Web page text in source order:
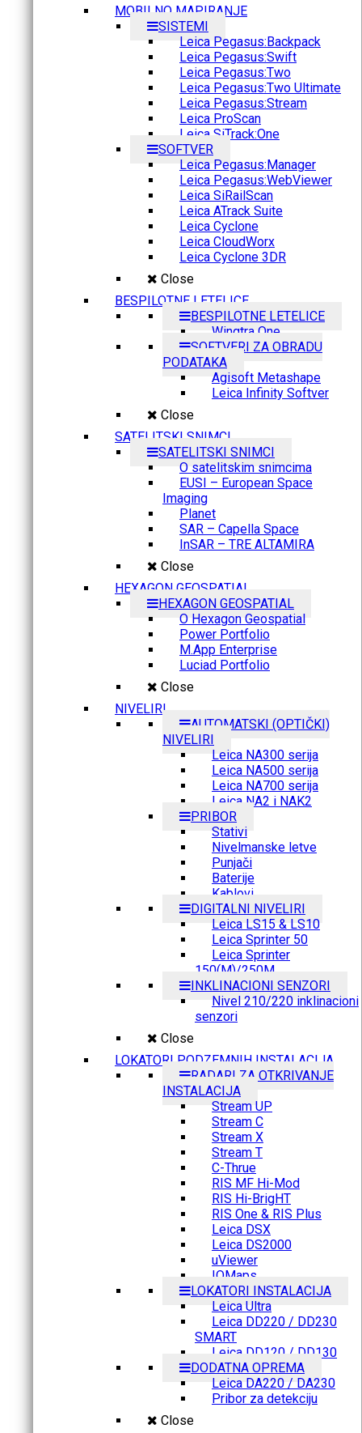
MOBILNO MAPIRANJE
SISTEMI
Leica Pegasus:Backpack
Leica Pegasus:Swift
Leica Pegasus:Two
Leica Pegasus:Two Ultimate
Leica Pegasus:Stream
Leica ProScan
Leica SiTrack:One
SOFTVER
Leica Pegasus:Manager
Leica Pegasus:WebViewer
Leica SiRailScan
Leica ATrack Suite
Leica Cyclone
Leica CloudWorx
Leica Cyclone 3DR
Close
BESPILOTNE LETELICE
BESPILOTNE LETELICE
Wingtra One
SOFTVERI ZA OBRADU
PODATAKA
Agisoft Metashape
Leica Infinity Softver
Close
SATELITSKI SNIMCI
SATELITSKI SNIMCI
O satelitskim snimcima
EUSI – European Space
Imaging
Planet
SAR – Capella Space
InSAR – TRE ALTAMIRA
Close
HEXAGON GEOSPATIAL
HEXAGON GEOSPATIAL
O Hexagon Geospatial
Power Portfolio
M.App Enterprise
Luciad Portfolio
Close
NIVELIRI
AUTOMATSKI (OPTIČKI)
NIVELIRI
Leica NA300 serija
Leica NA500 serija
Leica NA700 serija
Leica NA2 i NAK2
PRIBOR
Stativi
Nivelmanske letve
Punjači
Baterije
Kablovi
DIGITALNI NIVELIRI
Leica LS15 & LS10
Leica Sprinter 50
Leica Sprinter
150(M)/250M
INKLINACIONI SENZORI
Nivel 210/220 inklinacioni
senzori
Close
LOKATORI PODZEMNIH INSTALACIJA
RADARI ZA OTKRIVANJE
INSTALACIJA
Stream UP
Stream C
Stream X
Stream T
C-Thrue
RIS MF Hi-Mod
RIS Hi-BrigHT
RIS One & RIS Plus
Leica DSX
Leica DS2000
uViewer
IQMaps
LOKATORI INSTALACIJA
Leica Ultra
Leica DD220 / DD230
SMART
Leica DD120 / DD130
DODATNA OPREMA
Leica DA220 / DA230
Pribor za detekciju
Close